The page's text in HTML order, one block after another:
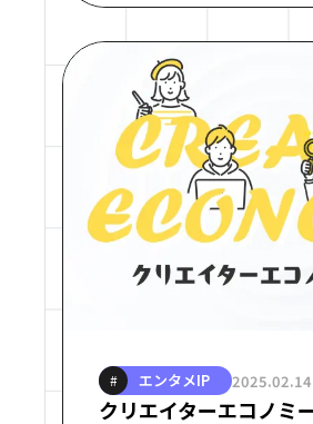
# エンタメIP 2025.02.14
クリエイターエコノミ